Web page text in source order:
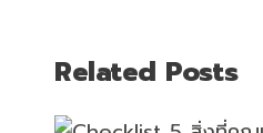
Related Posts